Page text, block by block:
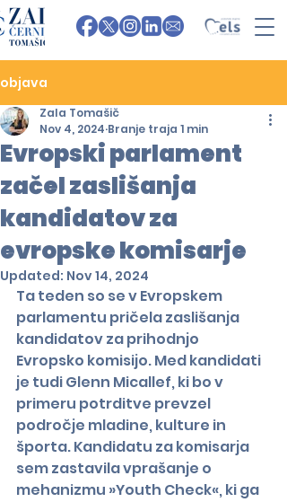
objava
Evropski parlament
začel zaslišanja
kandidatov za
evropske komisarje
Zala Tomašič
Nov 4, 2024 Branje traja 1 min
Updated: Nov 14, 2024
Ta teden so se v Evropskem
parlamentu pričela zaslišanja
kandidatov za prihodnjo
Evropsko komisijo. Med kandidati
je tudi Glenn Micallef, ki bo v
primeru potrditve prevzel
področje mladine, kulture in
športa. Kandidatu za komisarja
sem zastavila vprašanje o
mehanizmu »Youth Check«, ki ga